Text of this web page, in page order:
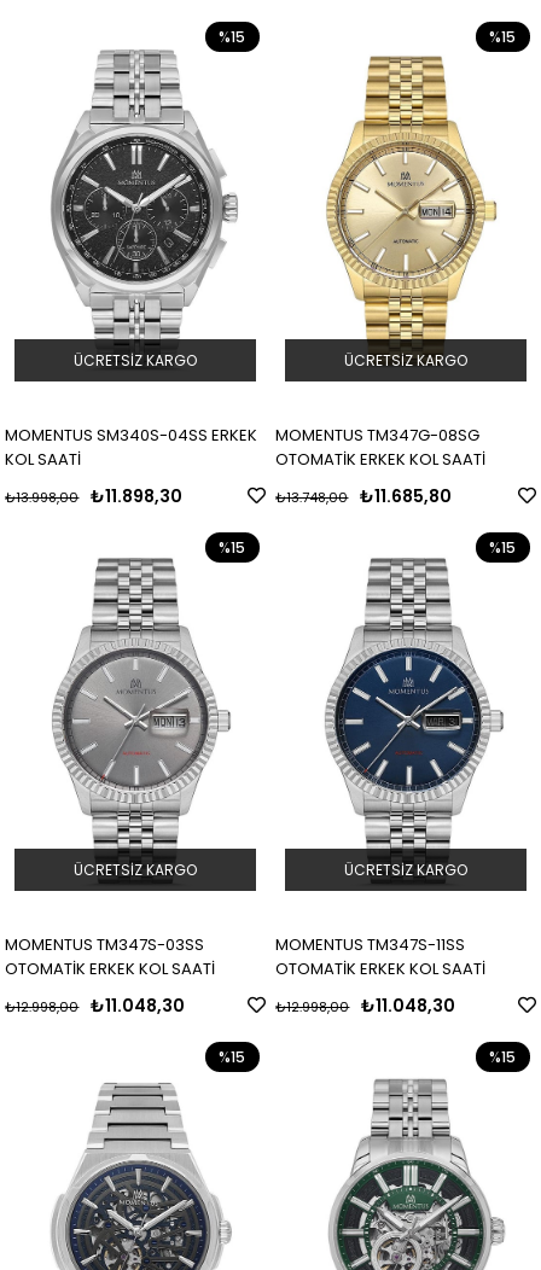
MOMENTUS SM340S-04SS ERKEK
KOL SAATİ
₺11.898,30
₺13.998,00
%15
ÜCRETSIZ KARGO
MOMENTUS TM347G-08SG
OTOMATİK ERKEK KOL SAATİ
₺11.685,80
₺13.748,00
%15
ÜCRETSIZ KARGO
MOMENTUS TM347S-03SS
OTOMATİK ERKEK KOL SAATİ
₺11.048,30
₺12.998,00
%15
ÜCRETSIZ KARGO
MOMENTUS TM347S-11SS
OTOMATİK ERKEK KOL SAATİ
₺11.048,30
₺12.998,00
%15
ÜCRETSIZ KARGO
%15 %15